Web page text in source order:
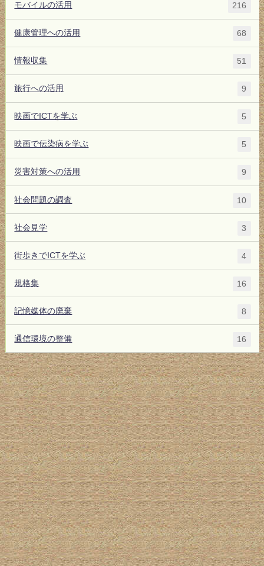
モバイルの活用 216
健康管理への活用 68
情報収集 51
旅行への活用 9
映画でICTを学ぶ 5
映画で伝染病を学ぶ 5
災害対策への活用 9
社会問題の調査 10
社会見学 3
街歩きでICTを学ぶ 4
規格集 16
記憶媒体の廃棄 8
通信環境の整備 16